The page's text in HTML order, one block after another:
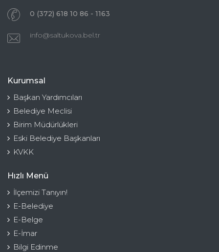
0 (372) 618 10 86 - 1163
info@saltukova.bel.tr
Kurumsal
Başkan Yardımcıları
Belediye Meclisi
Birim Müdürlükleri
Eski Belediye Başkanları
KVKK
Hızlı Menü
İlçemizi Tanıyın!
E-Belediye
E-Belge
E-İmar
Bilgi Edinme